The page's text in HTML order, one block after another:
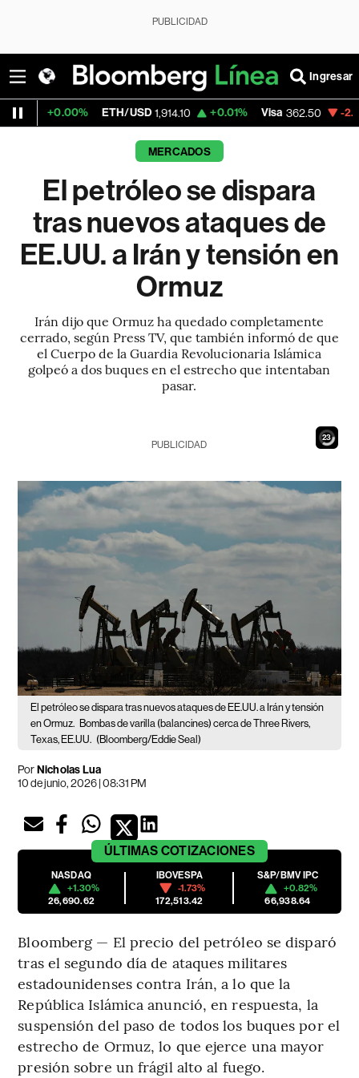
PUBLICIDAD
Ingresar
ETH/USD 1,914.10 +0.01% Visa 362.50 -2.15%
MERCADOS
El petróleo se dispara
tras nuevos ataques de
EE.UU. a Irán y tensión en
Ormuz
Irán dijo que Ormuz ha quedado completamente
cerrado, según Press TV, que también informó de que
el Cuerpo de la Guardia Revolucionaria Islámica
golpeó a dos buques en el estrecho que intentaban
pasar.
21
PUBLICIDAD
El petróleo se dispara tras nuevos ataques de EE.UU. a Irán y tensión
en Ormuz. Bombas de varilla (balancines) cerca de Three Rivers,
Texas, EE.UU. (Bloomberg/Eddie Seal)
PorNicholas Lua
10 de junio, 2026 | 08:31 PM
ÚLTIMAS COTIZACIONES
NASDAQ
+1.30%
26,690.62
IBOVESPA
-1.73%
172,513.42
S&P/BMV IPC
+0.82%
66,938.64
Bloomberg — El precio del petróleo se disparó
tras el segundo día de ataques militares
estadounidenses contra Irán, a lo que la
República Islámica anunció, en respuesta, la
suspensión del paso de todos los buques por el
estrecho de Ormuz, lo que ejerce una mayor
presión sobre un frágil alto al fuego.